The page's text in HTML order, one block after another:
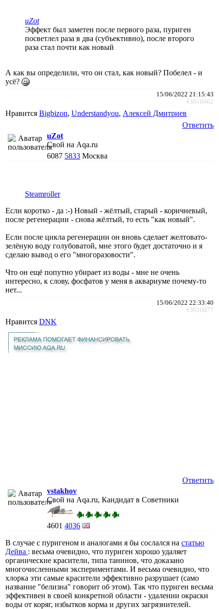
uZot
Эффект был заметен после первого раза, пуриген
посветлел раза в два (субъективно), после второго
раза стал почти как новый
А как вы определили, что он стал, как новый? Побелел - и
усё?
15/06/2022 21:15:43
#3016062
Нравится Bigbizon, Understandyou, Алексей Дмитриев
Ответить
uZot
Свой на Aqa.ru
6087 5833 Москва
Steamroller
Если коротко - да :-) Новый - жёлтый, старый - коричневый,
после регенерации - снова жёлтый, то есть "как новый".
Если после цикла регенерации он вновь сделает желтовато-
зелёную воду голубоватой, мне этого будет достаточно и я
сделаю вывод о его "многоразовости".
Что он ещё попутно убирает из воды - мне не очень
интересно, к слову, фосфатов у меня в аквариуме почему-то
нет...
15/06/2022 22:33:40
#3016077
Нравится DNK
Ответить
vstakhov
Свой на Aqa.ru, Кандидат в Советники
4601 4036
В случае с пуригеном и аналогами я бы сослался на статью
Дейва : весьма очевидно, что пуриген хорошо удаляет
органические красители, типа танинов, что доказано
многочисленными экспериментами. И весьма очевидно, что
хлорка эти самые красители эффективно разрушает (само
название "белизна" говорит об этом). Так что пуриген весьма
эффективен в своей конкретной области - удалении окраски
воды от коряг, избытков корма и других загрязнителей.